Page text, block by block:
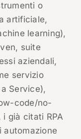
o
artificiale,
learning),
suite
aziendali,
servizio
Service),
code/no-
già citati RPA
automazione